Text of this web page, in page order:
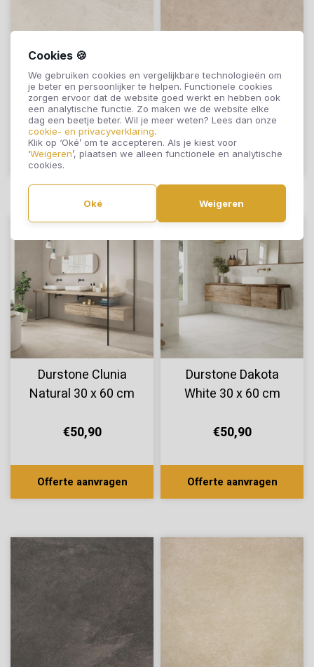
Cookies 🍪
We gebruiken cookies en vergelijkbare technologieën om
je beter en persoonlijker te helpen. Functionele cookies
zorgen ervoor dat de website goed werkt en hebben ook
een analytische functie. Zo maken we de website elke
dag een beetje beter. Wil je meer weten? Lees dan onze
cookie- en privacyverklaring.
Klik op ‘Oké’ om te accepteren. Als je kiest voor
‘Weigeren’, plaatsen we alleen functionele en analytische
cookies.
Oké Weigeren
Durstone Mustang
White 30 x 60 cm
€50,90
Offerte aanvragen
Natural Antislip 60 x
60 cm
€50,90
Offerte aanvragen
Durstone Clunia
Natural 30 x 60 cm
€50,90
Offerte aanvragen
Durstone Dakota
White 30 x 60 cm
€50,90
Offerte aanvragen